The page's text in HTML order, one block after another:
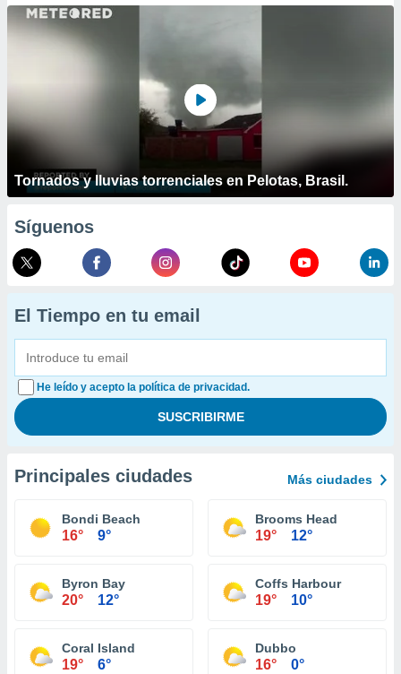
Tornados y lluvias torrenciales en Pelotas, Brasil.
Síguenos
El Tiempo en tu email
He leído y acepto la política de privacidad.
Principales ciudades Más ciudades
Bondi Beach
16° 9°
Brooms Head
19° 12°
Byron Bay
20° 12°
Coffs Harbour
19° 10°
Coral Island
19° 6°
Dubbo
16° 0°